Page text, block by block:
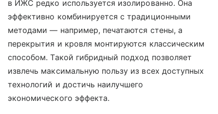
в ИЖС редко используется изолированно. Она
эффективно комбинируется с традиционными
методами — например, печатаются стены, а
перекрытия и кровля монтируются классическим
способом. Такой гибридный подход позволяет
извлечь максимальную пользу из всех доступных
технологий и достичь наилучшего
экономического эффекта.